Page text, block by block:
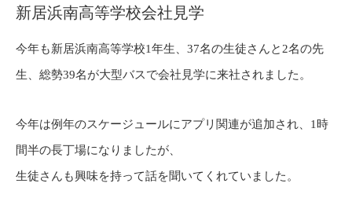
新居浜南高等学校会社見学
今年も新居浜南高等学校1年生、37名の生徒さんと2名の先
生、総勢39名が大型バスで会社見学に来社されました。
今年は例年のスケージュールにアプリ関連が追加され、1時
間半の長丁場になりましたが、
生徒さんも興味を持って話を聞いてくれていました。